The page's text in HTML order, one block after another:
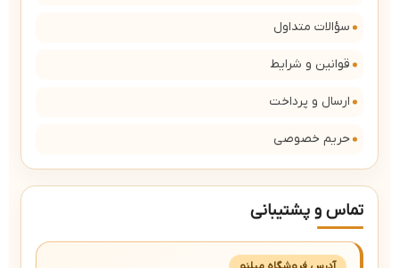
سؤالات متداول
قوانین و شرایط
ارسال و پرداخت
حریم خصوصی
تماس و پشتیبانی